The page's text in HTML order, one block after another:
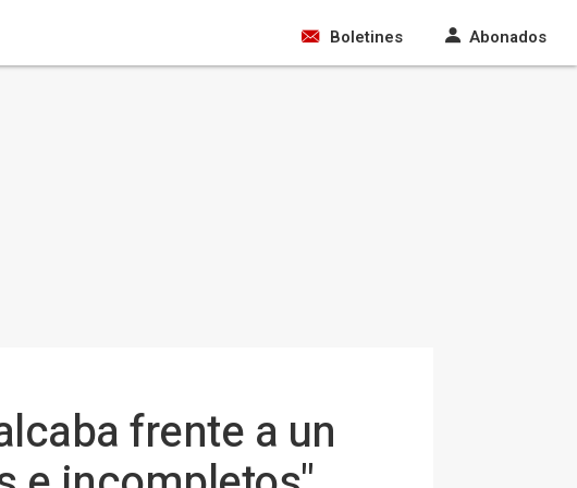
Boletines Abonados
frente a un